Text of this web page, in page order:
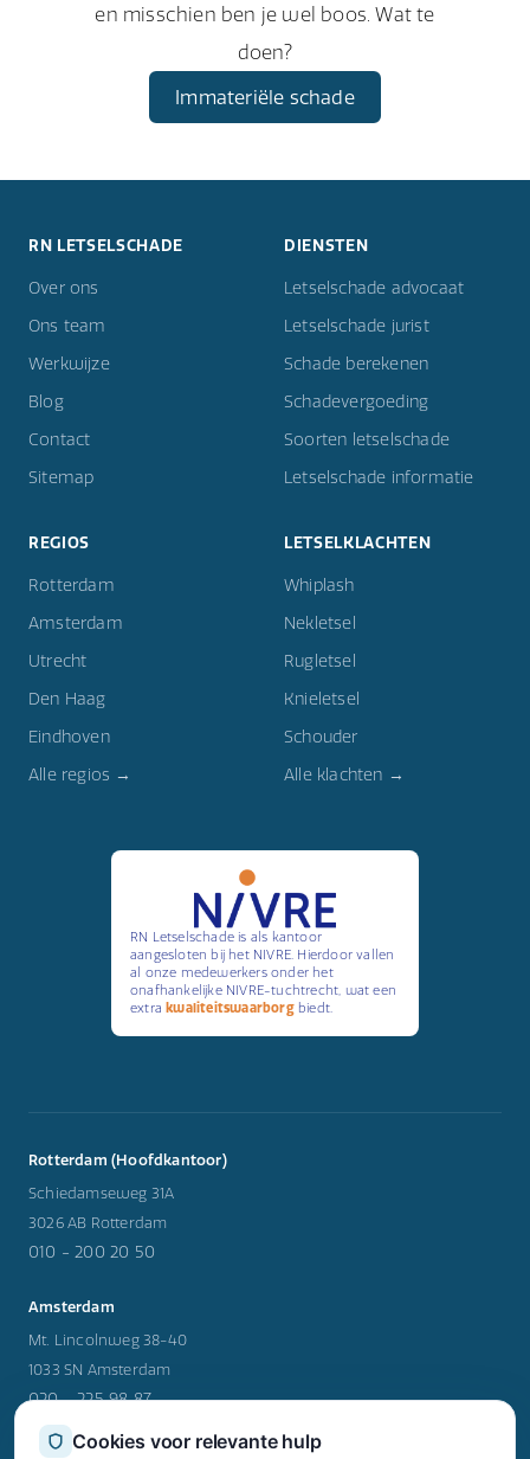
en misschien ben je wel boos. Wat te
doen?
Immateriële schade
RN LETSELSCHADE
Over ons
Ons team
Werkwijze
Blog
Contact
Sitemap
DIENSTEN
Letselschade advocaat
Letselschade jurist
Schade berekenen
Schadevergoeding
Soorten letselschade
Letselschade informatie
REGIOS
Rotterdam
Amsterdam
Utrecht
Den Haag
Eindhoven
Alle regios →
LETSELKLACHTEN
Whiplash
Nekletsel
Rugletsel
Knieletsel
Schouder
Alle klachten →
RN Letselschade is als kantoor
aangesloten bij het NIVRE. Hierdoor vallen
al onze medewerkers onder het
onafhankelijke NIVRE-tuchtrecht, wat een
extrakwaliteitswaarborgbiedt.
Rotterdam (Hoofdkantoor)
Schiedamseweg 31A
3026 AB Rotterdam
010 - 200 20 50
Amsterdam
Mt. Lincolnweg 38-40
1033 SN Amsterdam
020 - 225 98 87
Utrecht
Cookies voor relevante hulp